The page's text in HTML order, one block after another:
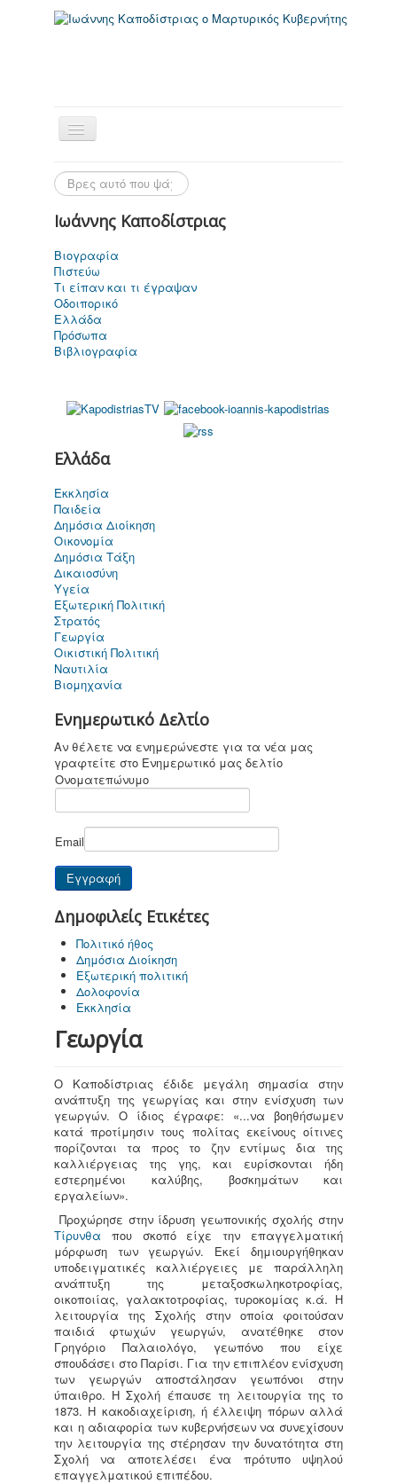
Για παιδιά ....
καi όχι μόνο
Επικοινωνία
Ιωάννης Καποδίστριας
Βιογραφία
Πιστεύω
Τι είπαν και τι έγραψαν
Οδοιπορικό
Ελλάδα
Πρόσωπα
Βιβλιογραφία
Ελλάδα
Εκκλησία
Παιδεία
Δημόσια Διοίκηση
Οικονομία
Δημόσια Τάξη
Δικαιοσύνη
Υγεία
Εξωτερική Πολιτική
Στρατός
Γεωργία
Οικιστική Πολιτική
Ναυτιλία
Βιομηχανία
Ενημερωτικό Δελτίο
Αν θέλετε να ενημερώνεστε για τα νέα μας
γραφτείτε στο Ενημερωτικό μας δελτίο
Ονοματεπώνυμο
Email
Δημοφιλείς Ετικέτες
Πολιτικό ήθος
Δημόσια Διοίκηση
Εξωτερική πολιτική
Δολοφονία
Εκκλησία
Γεωργία
Ο Καποδίστριας έδιδε μεγάλη σημασία στην
ανάπτυξη της γεωργίας και στην ενίσχυση των
γεωργών. Ο ίδιος έγραφε: «...να βοηθήσωμεν
κατά προτίμησιν τους πολίτας εκείνους οίτινες
πορίζονται τα προς το ζην εντίμως δια της
καλλιέργειας της γης, και ευρίσκονται ήδη
εστερημένοι καλύβης, βοσκημάτων και
εργαλείων».
Προχώρησε στην ίδρυση γεωπονικής σχολής στην
Τίρυνθα που σκοπό είχε την επαγγελματική
μόρφωση των γεωργών. Εκεί δημιουργήθηκαν
υποδειγματικές καλλιέργειες με παράλληλη
ανάπτυξη της μεταξοσκωληκοτροφίας,
οικοποιίας, γαλακτοτροφίας, τυροκομίας κ.ά. Η
λειτουργία της Σχολής στην οποία φοιτούσαν
παιδιά φτωχών γεωργών, ανατέθηκε στον
Γρηγόριο Παλαιολόγο, γεωπόνο που είχε
σπουδάσει στο Παρίσι. Για την επιπλέον ενίσχυση
των γεωργών αποστάλησαν γεωπόνοι στην
ύπαιθρο. Η Σχολή έπαυσε τη λειτουργία της το
1873. Η κακοδιαχείριση, ή έλλειψη πόρων αλλά
και η αδιαφορία των κυβερνήσεων να συνεχίσουν
την λειτουργία της στέρησαν την δυνατότητα στη
Σχολή να αποτελέσει ένα πρότυπο υψηλού
επαγγελματικού επιπέδου.